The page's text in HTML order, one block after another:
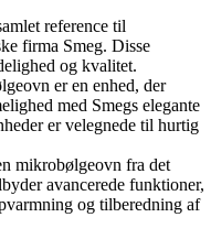
reference til
firma Smeg. Disse
og kvalitet.
er en enhed, der
med Smegs elegante
er velegnede til hurtig
mikrobølgeovn fra det
avancerede funktioner,
og tilberedning af